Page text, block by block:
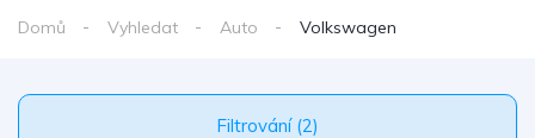
Domů Vyhledat Auto Volkswagen
Filtrování (2)